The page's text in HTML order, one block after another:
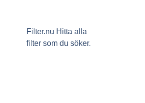
Filter.nu Hitta alla
filter som du söker.